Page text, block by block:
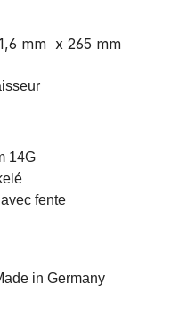
mm x 265 mm
14G
fente
in Germany